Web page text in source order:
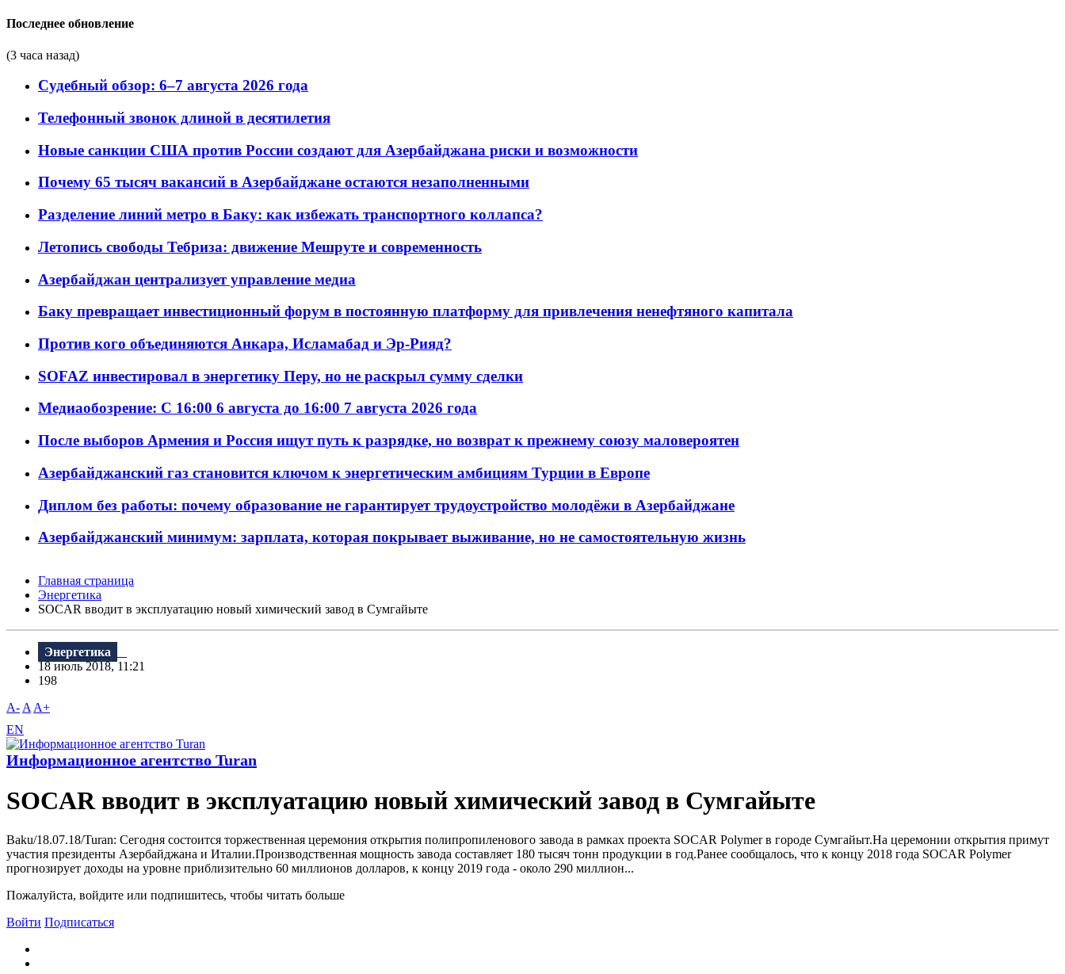
Последнее обновление
(3 часа назад)
Судебный обзор: 6–7 августа 2026 года
Телефонный звонок длиной в десятилетия
Новые санкции США против России создают для Азербайджана риски и возможности
Почему 65 тысяч вакансий в Азербайджане остаются незаполненными
Разделение линий метро в Баку: как избежать транспортного коллапса?
Летопись свободы Тебриза: движение Мешруте и современность
Азербайджан централизует управление медиа
Баку превращает инвестиционный форум в постоянную платформу для привлечения ненефтяного капитала
Против кого объединяются Анкара, Исламабад и Эр-Рияд?
SOFAZ инвестировал в энергетику Перу, но не раскрыл сумму сделки
Медиаобозрение: С 16:00 6 августа до 16:00 7 августа 2026 года
После выборов Армения и Россия ищут путь к разрядке, но возврат к прежнему союзу маловероятен
Азербайджанский газ становится ключом к энергетическим амбициям Турции в Европе
Диплом без работы: почему образование не гарантирует трудоустройство молодёжи в Азербайджане
Азербайджанский минимум: зарплата, которая покрывает выживание, но не самостоятельную жизнь
Главная страница
Энергетика
SOCAR вводит в эксплуатацию новый химический завод в Сумгайыте
Энергетика
18 июль 2018, 11:21
198
A- A A+
EN
Информационное агентство Turan
SOCAR вводит в эксплуатацию новый химический завод в Сумгайыте
Baku/18.07.18/Turan: Сегодня состоится торжественная церемония открытия полипропиленового завода в рамках проекта SOCAR Polymer в городе Сумгайыт.На церемонии открытия примут
участия президенты Азербайджана и Италии.Производственная мощность завода составляет 180 тысяч тонн продукции в год.Ранее сообщалось, что к концу 2018 года SOCAR Polymer
прогнозирует доходы на уровне приблизительно 60 миллионов долларов, к концу 2019 года - около 290 миллион...
Пожалуйста, войдите или подпишитесь, чтобы читать больше
Войти Подписаться